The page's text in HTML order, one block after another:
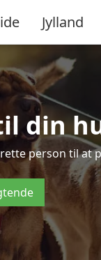
Jylland
din
person til at